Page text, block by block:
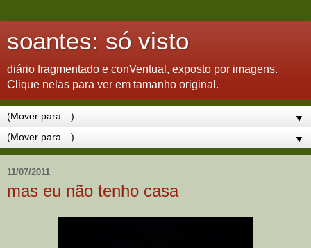
soantes: só visto
diário fragmentado e conVentual, exposto por imagens.
Clique nelas para ver em tamanho original.
▼
▼
11/07/2011
mas eu não tenho casa